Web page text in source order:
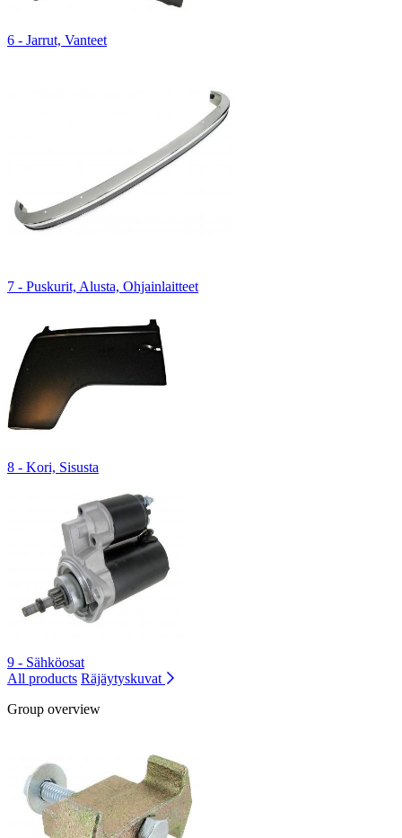
6 - Jarrut, Vanteet
7 - Puskurit, Alusta, Ohjainlaitteet
8 - Kori, Sisusta
9 - Sähköosat
All products Räjäytyskuvat
Group overview